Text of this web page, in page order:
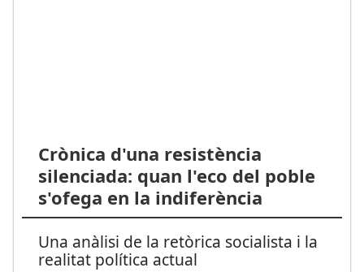
Crònica d'una resistència
silenciada: quan l'eco del poble
s'ofega en la indiferència
Una anàlisi de la retòrica socialista i la
realitat política actual